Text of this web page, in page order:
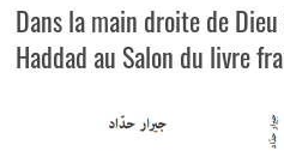
Dans la main droite de
Haddad au Salon du livre